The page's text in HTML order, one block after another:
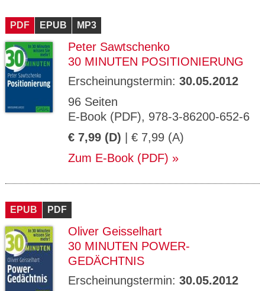
PDF EPUB MP3
Peter Sawtschenko
30 MINUTEN POSITIONIERUNG
Erscheinungstermin: 30.05.2012
96 Seiten
E-Book (PDF), 978-3-86200-652-6
€ 7,99 (D) | € 7,99 (A)
Zum E-Book (PDF)
EPUB PDF
Oliver Geisselhart
30 MINUTEN POWER-
GEDÄCHTNIS
Erscheinungstermin: 30.05.2012